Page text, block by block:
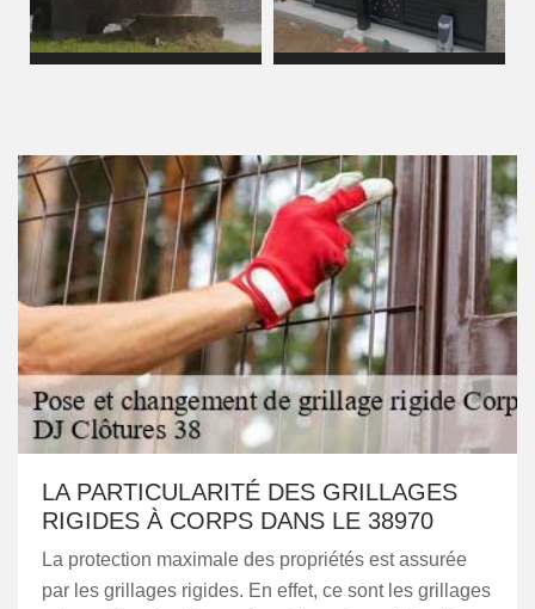
LA PARTICULARITÉ DES GRILLAGES
RIGIDES À CORPS DANS LE 38970
La protection maximale des propriétés est assurée
par les grillages rigides. En effet, ce sont les grillages